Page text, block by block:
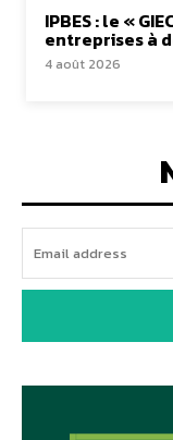
IPBES : le «
entreprises à
4 août 2026